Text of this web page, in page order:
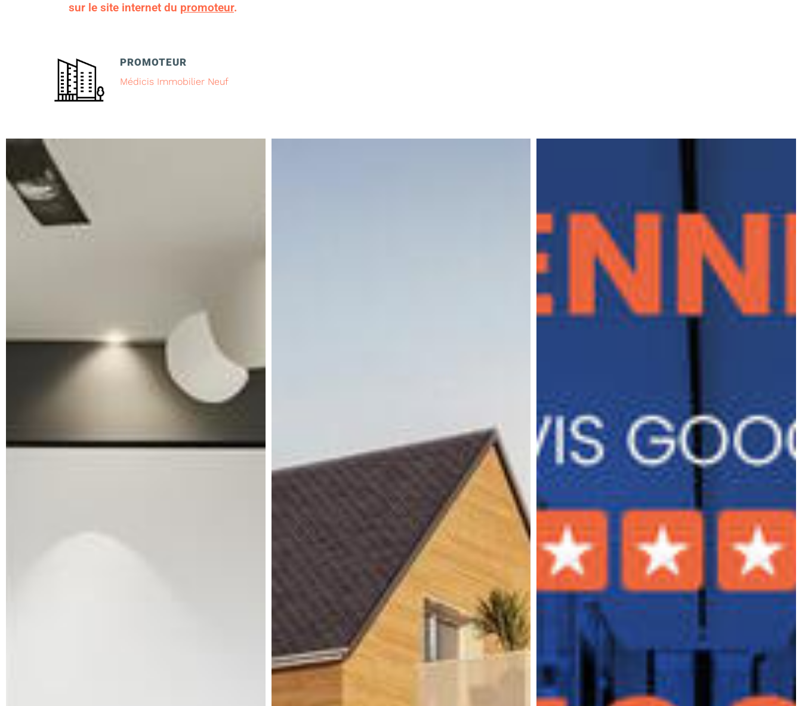
sur le site internet du promoteur.
PROMOTEUR
Médicis Immobilier Neuf